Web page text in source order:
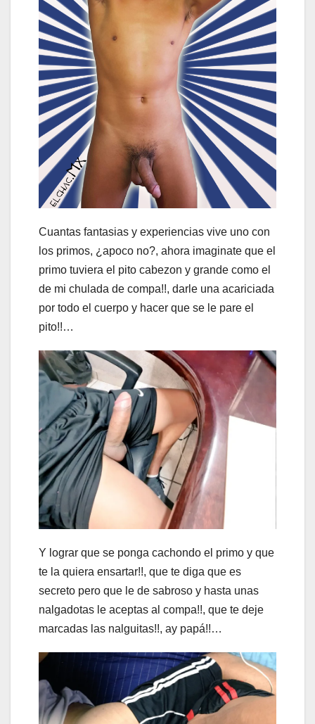
Cuantas fantasias y experiencias vive uno con
los primos, ¿apoco no?, ahora imaginate que el
primo tuviera el pito cabezon y grande como el
de mi chulada de compa!!, darle una acariciada
por todo el cuerpo y hacer que se le pare el
pito!!…
Y lograr que se ponga cachondo el primo y que
te la quiera ensartar!!, que te diga que es
secreto pero que le de sabroso y hasta unas
nalgadotas le aceptas al compa!!, que te deje
marcadas las nalguitas!!, ay papá!!…